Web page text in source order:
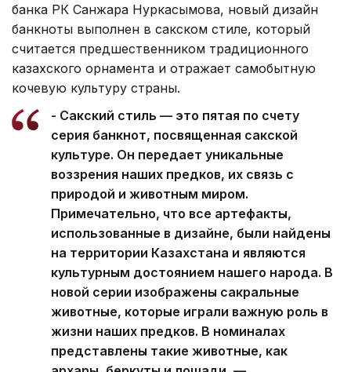
банка РК Санжара Нуркасымова, новый дизайн
банкноты выполнен в сакском стиле, который
считается предшественником традиционного
казахского орнамента и отражает самобытную
кочевую культуру страны.
- Сакский стиль — это пятая по счету
серия банкнот, посвященная сакской
культуре. Он передает уникальные
воззрения наших предков, их связь с
природой и животным миром.
Примечательно, что все артефакты,
использованные в дизайне, были найдены
на территории Казахстана и являются
культурным достоянием нашего народа. В
новой серии изображены сакральные
животные, которые играли важную роль в
жизни наших предков. В номиналах
представлены такие животные, как